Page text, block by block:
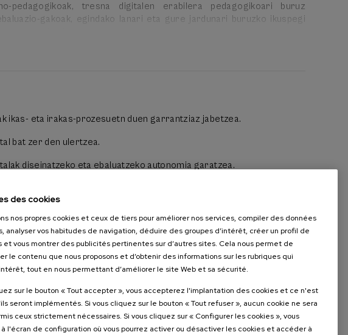
pedagogikoak, tresna digitalen erabilera pedagogikoari buruz
gakoak, egindako lanari eta gure jardunari buruzko ikuspegi
(astero 7-8 orduko dedikazioa)
ikas- eta irakas-prozesuetn duen garrantziaz jabetzea.
bat zer den ulertzea.
diseinatzeko eta ebaluatzeko autonomia garatzea.
ikastea baloratzea.
à
des cookies
nos propres cookies et ceux de tiers pour améliorer nos services, compiler des données
analyser vos habitudes de navigation, déduire des groupes d’intérêt, créer un profil de
et vous montrer des publicités pertinentes sur d’autres sites. Cela nous permet de
le contenu que nous proposons et d’obtenir des informations sur les rubriques qui
tout en nous permettant d’améliorer le site Web et sa sécurité.
sur le bouton « Tout accepter », vous accepterez l'implantation des cookies et ce n'est
seront implémentés. Si vous cliquez sur le bouton « Tout refuser », aucun cookie ne sera
ceux strictement nécessaires. Si vous cliquez sur « Configurer les cookies », vous
l'écran de configuration où vous pourrez activer ou désactiver les cookies et accéder à